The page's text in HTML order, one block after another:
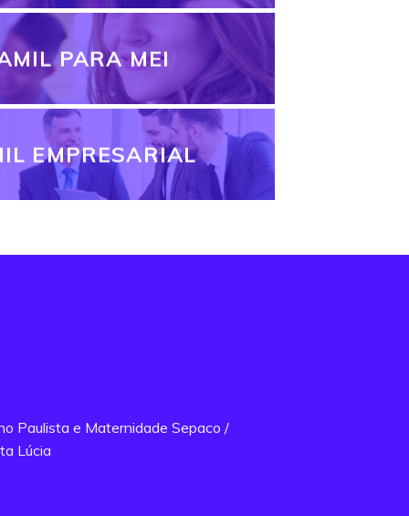
PARA MEI
EMPRESARIAL
Paulista e Maternidade Sepaco /
Lúcia